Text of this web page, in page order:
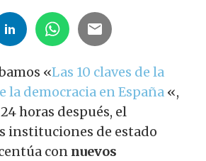
«Las 10 claves de la
la democracia en España «,
horas después, el
instituciones de estado
con nuevos